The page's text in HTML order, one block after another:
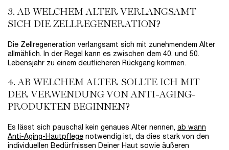
3. AB WELCHEM ALTER VERLANGSAMT
SICH DIE ZELLREGENERATION?
Die Zellregeneration verlangsamt sich mit zunehmendem Alter
allmählich. In der Regel kann es zwischen dem 40. und 50.
Lebensjahr zu einem deutlicheren Rückgang kommen.
4. AB WELCHEM ALTER SOLLTE ICH MIT
DER VERWENDUNG VON ANTI-AGING-
PRODUKTEN BEGINNEN?
Es lässt sich pauschal kein genaues Alter nennen, ab wann
Anti-Aging-Hautpflege notwendig ist, da dies stark von den
individuellen Bedürfnissen Deiner Haut sowie äußeren